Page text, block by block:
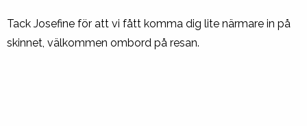
Tack Josefine för att vi fått komma dig lite närmare in på
skinnet, välkommen ombord på resan.